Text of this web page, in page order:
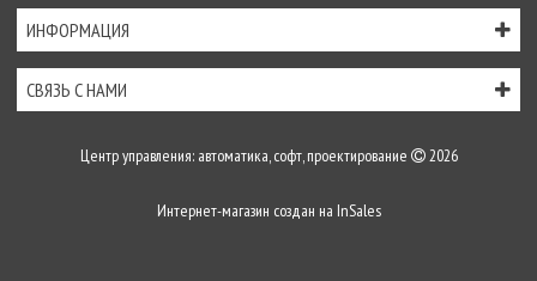
ИНФОРМАЦИЯ
СВЯЗЬ С НАМИ
Центр управления: автоматика, софт, проектирование 2026
Интернет-магазин создан на InSales